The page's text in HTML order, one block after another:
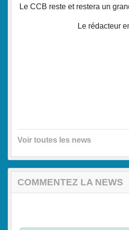
Le CCB reste et restera un
Le rédacteur en chef
Voir toutes les news
COMMENTEZ LA NEWS